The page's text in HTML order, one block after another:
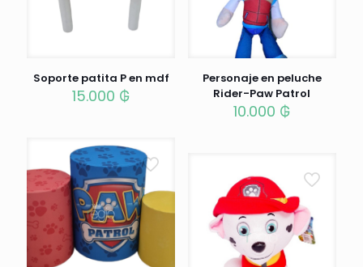
Soporte patita P en mdf
15.000 ₲
Personaje en peluche
Rider-Paw Patrol
10.000 ₲